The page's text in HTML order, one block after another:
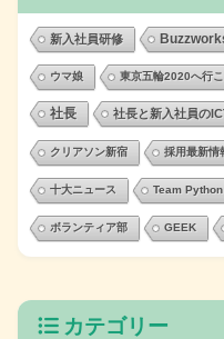
新入社員研修
ウマ娘 東京五輪2020へ行こ
社長 社長と新入社員の
クリアソン新宿 採用最新情
十大ニュース Team Python
ボランティア部 GEEK
カテゴリー